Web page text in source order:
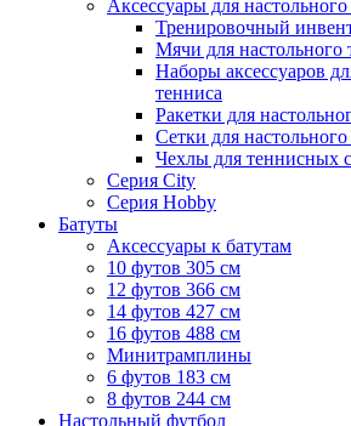
Аксессуары для
Тренировочный
Мячи для настольного
Наборы аксессуаров
тенниса
Ракетки для
Сетки для настольного
Чехлы для теннисных
Серия City
Серия Hobby
Батуты
Аксессуары к батутам
10 футов 305 см
12 футов 366 см
14 футов 427 см
16 футов 488 см
Минитрамплины
6 футов 183 см
8 футов 244 см
Настольный футбол